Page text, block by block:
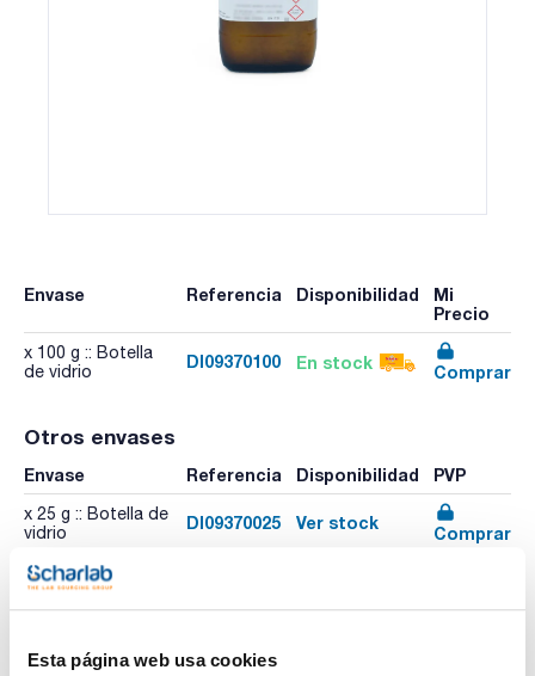
Esta página web usa cookies
Envase Referencia Disponibilidad
Mi
Precio
x 100 g :: Botella
de vidrio
DI09370100 En stock Comprar
Otros envases
Envase Referencia Disponibilidad PVP
x 25 g :: Botella de
vidrio
DI09370025 Ver stock
Comprar